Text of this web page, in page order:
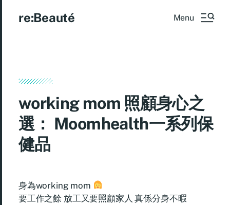
re:Beauté Menu
working mom 照顧身心之
選： Moomhealth一系列保
健品
身為working mom
要工作之餘 放工又要照顧家人 真係分身不暇